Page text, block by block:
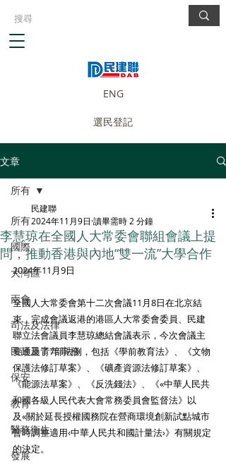
ENG
選民登記
文章
所有
國際
大灣區
兩會
司法及法律
民政及青年事務
保安
教育
醫務衛生
發展
所有
李慧琼在全國人大常委會聯組會議上提
問，推動香港與內地“雙一流”大學合作
民建聯
2024年11月9日 讀畢需時 2 分鐘
2024年11月9日
全國人大常委會第十二次會議11月8日在北京結
束，完成會議返港的港區人大常委會委員、民建
聯立法會議員李慧琼總結會議表示，今次會議主
要通過了7部法例，包括《學前教育法》、《文物
保護法修訂草案》、《礦產資源法修訂草案》、
《能源法草案》、《反洗錢法》、《«中華人民共
和國各級人民代表大會常務委員會監督法》以
及«關於延長授權國務院在營商環境創新試點城市
暫時調整適用‹中華人民共和國計量法›》有關規定
的決定。